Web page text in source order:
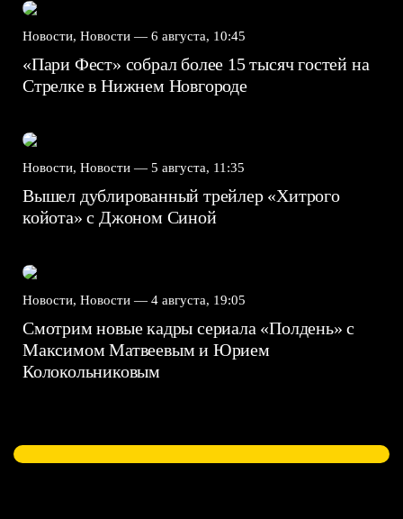
Новости, Новости — 6 августа, 10:45
«Пари Фест» собрал более 15 тысяч гостей на
Стрелке в Нижнем Новгороде
Новости, Новости — 5 августа, 11:35
Вышел дублированный трейлер «Хитрого
койота» с Джоном Синой
Новости, Новости — 4 августа, 19:05
Смотрим новые кадры сериала «Полдень» с
Максимом Матвеевым и Юрием
Колокольниковым